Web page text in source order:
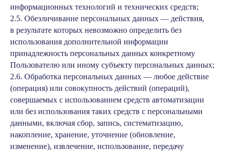
информационных технологий и технических средств;
2.5. Обезличивание персональных данных — действия,
в результате которых невозможно определить без
использования дополнительной информации
принадлежность персональных данных конкретному
Пользователю или иному субъекту персональных данных;
2.6. Обработка персональных данных — любое действие
(операция) или совокупность действий (операций),
совершаемых с использованием средств автоматизации
или без использования таких средств с персональными
данными, включая сбор, запись, систематизацию,
накопление, хранение, уточнение (обновление,
изменение), извлечение, использование, передачу